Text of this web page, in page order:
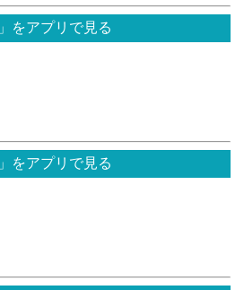
」をアプリで見る
」をアプリで見る